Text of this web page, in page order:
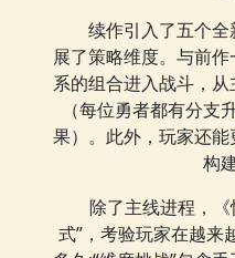
续作引入了五个
展了策略维度。与前
系的组合进入战斗，
（每位勇者都有分支
果）。此外，玩家还
构
除了主线进程，
式”，考验玩家在越来